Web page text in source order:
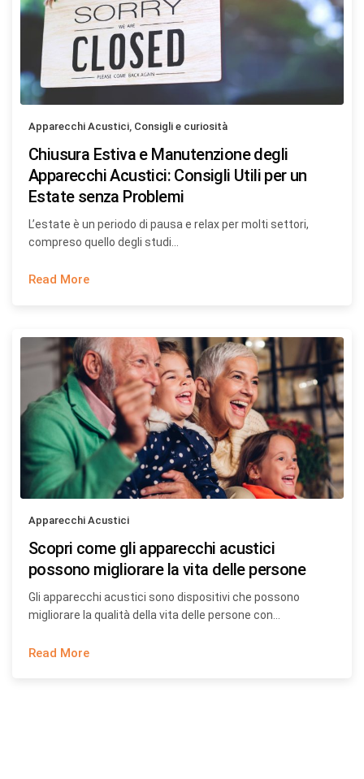
Apparecchi Acustici Consigli e curiosità
Chiusura Estiva e Manutenzione degli
Apparecchi Acustici: Consigli Utili per un
Estate senza Problemi
L’estate è un periodo di pausa e relax per molti settori,
compreso quello degli studi…
Read More
Apparecchi Acustici
Scopri come gli apparecchi acustici
possono migliorare la vita delle persone
Gli apparecchi acustici sono dispositivi che possono
migliorare la qualità della vita delle persone con…
Read More